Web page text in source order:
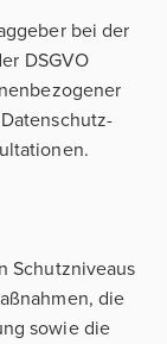
bei der
DSGVO
Schutzniveaus
die
sowie die